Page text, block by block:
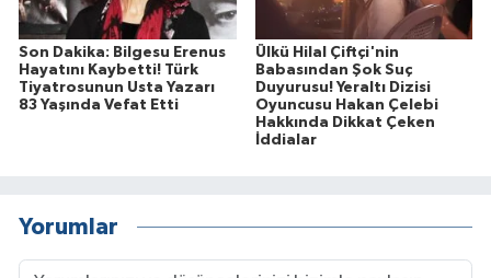
Son Dakika: Bilgesu Erenus
Hayatını Kaybetti! Türk
Tiyatrosunun Usta Yazarı
83 Yaşında Vefat Etti
Ülkü Hilal Çiftçi'nin
Babasından Şok Suç
Duyurusu! Yeraltı Dizisi
Oyuncusu Hakan Çelebi
Hakkında Dikkat Çeken
İddialar
Yorumlar